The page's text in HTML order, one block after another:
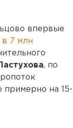
впервые
в 7 млн
, по
примерно на 15-